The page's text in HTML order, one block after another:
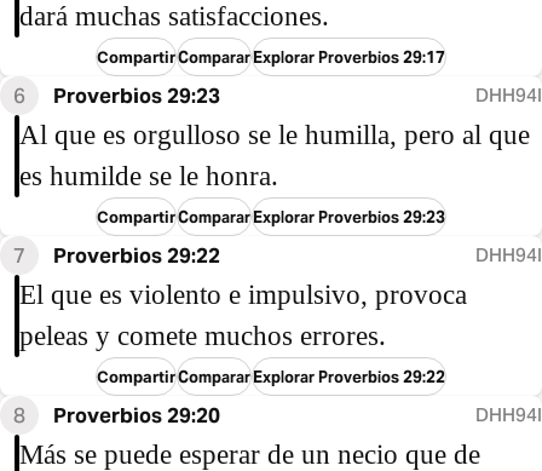
dará muchas satisfacciones.
CompartirCompararExplorar Proverbios 29:17
6 Proverbios 29:23 DHH94I
Al que es orgulloso se le humilla, pero al que
es humilde se le honra.
CompartirCompararExplorar Proverbios 29:23
7 Proverbios 29:22 DHH94I
El que es violento e impulsivo, provoca
peleas y comete muchos errores.
CompartirCompararExplorar Proverbios 29:22
8 Proverbios 29:20 DHH94I
Más se puede esperar de un necio que de